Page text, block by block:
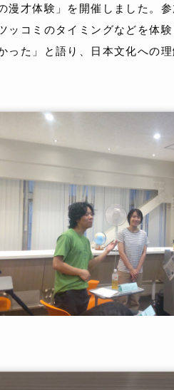
漫才体験」を開催しました。
ッコミのタイミングなどを体
った」と語り、日本文化への